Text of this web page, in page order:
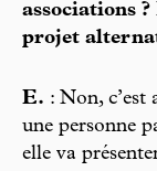
associations
projet
E. : Non, c’est
une personne
elle va